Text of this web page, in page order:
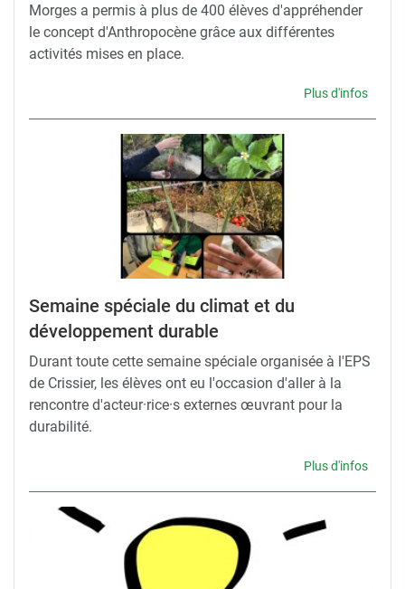
Morges a permis à plus de 400 élèves d'appréhender
le concept d'Anthropocène grâce aux différentes
activités mises en place.
Plus d'infos
Semaine spéciale du climat et du
développement durable
Durant toute cette semaine spéciale organisée à l'EPS
de Crissier, les élèves ont eu l'occasion d'aller à la
rencontre d'acteur·rice·s externes œuvrant pour la
durabilité.
Plus d'infos